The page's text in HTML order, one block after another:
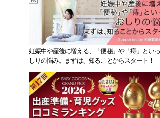
妊娠中や産後に増える、「便秘」や「痔」とい
しりの悩み。まずは、知ることからスタート！